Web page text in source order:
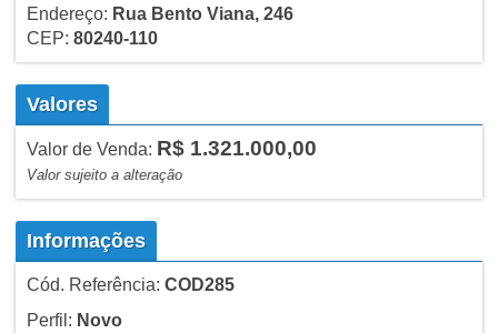
Endereço: Rua Bento Viana, 246
CEP: 80240-110
Valores
Valor de Venda: R$ 1.321.000,00
Valor sujeito a alteração
Informações
Cód. Referência: COD285
Perfil: Novo